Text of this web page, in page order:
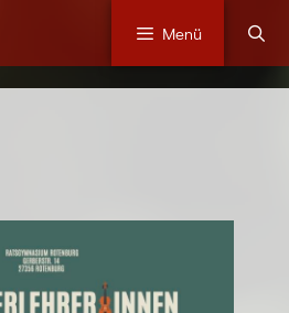
Menü